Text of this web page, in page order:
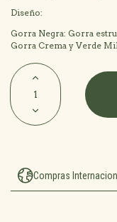
Diseño:
Gorra Negra: Gorra
Gorra Crema y Verde
Compras